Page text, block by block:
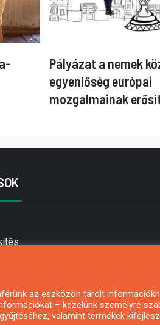
Pályázat a nemek
egyenlőség európai
mozgalmainak
az eszközön tárolt
– kezelünk személyre
valamint termékek